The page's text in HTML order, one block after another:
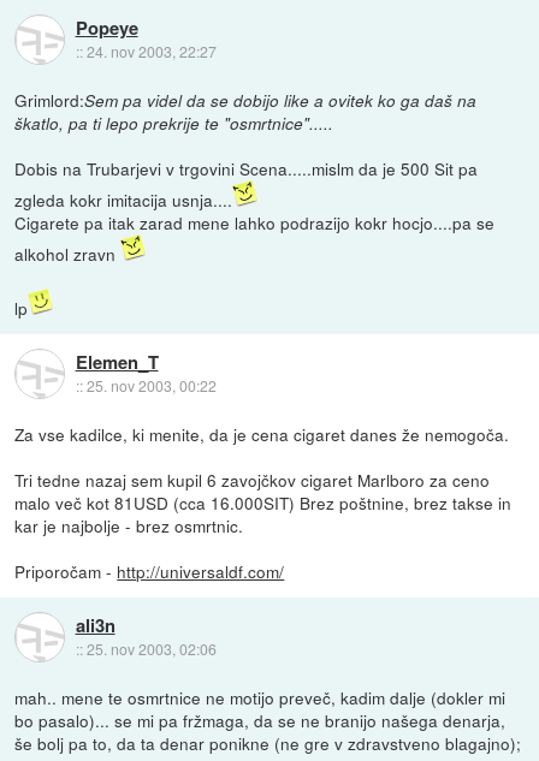
Popeye
::24. nov 2003, 22:27
Grimlord:Sem pa videl da se dobijo like a ovitek ko ga daš na
škatlo, pa ti lepo prekrije te "osmrtnice".....
Dobis na Trubarjevi v trgovini Scena.....mislm da je 500 Sit pa
zgleda kokr imitacija usnja....
Cigarete pa itak zarad mene lahko podrazijo kokr hocjo....pa se
alkohol zravn
lp
Elemen_T
::25. nov 2003, 00:22
Za vse kadilce, ki menite, da je cena cigaret danes že nemogoča.
Tri tedne nazaj sem kupil 6 zavojčkov cigaret Marlboro za ceno
malo več kot 81USD (cca 16.000SIT) Brez poštnine, brez takse in
kar je najbolje - brez osmrtnic.
Priporočam - http://universaldf.com/
ali3n
::25. nov 2003, 02:06
mah.. mene te osmrtnice ne motijo preveč, kadim dalje (dokler mi
bo pasalo)... se mi pa fržmaga, da se ne branijo našega denarja,
še bolj pa to, da ta denar ponikne (ne gre v zdravstveno blagajno);